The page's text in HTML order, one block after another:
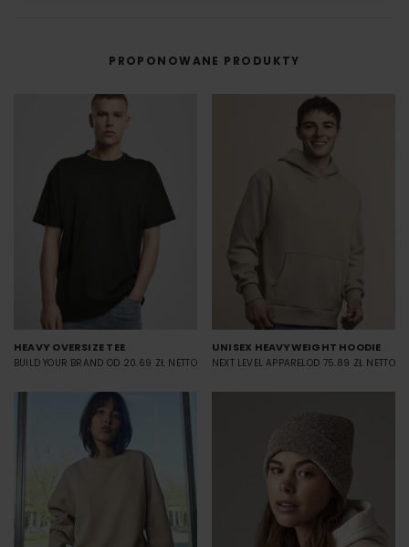
PROPONOWANE PRODUKTY
HEAVY OVERSIZE TEE
BUILD YOUR BRAND OD 20.69 ZŁ NETTO
UNISEX HEAVYWEIGHT HOODIE
NEXT LEVEL APPARELOD 75.89 ZŁ NETTO